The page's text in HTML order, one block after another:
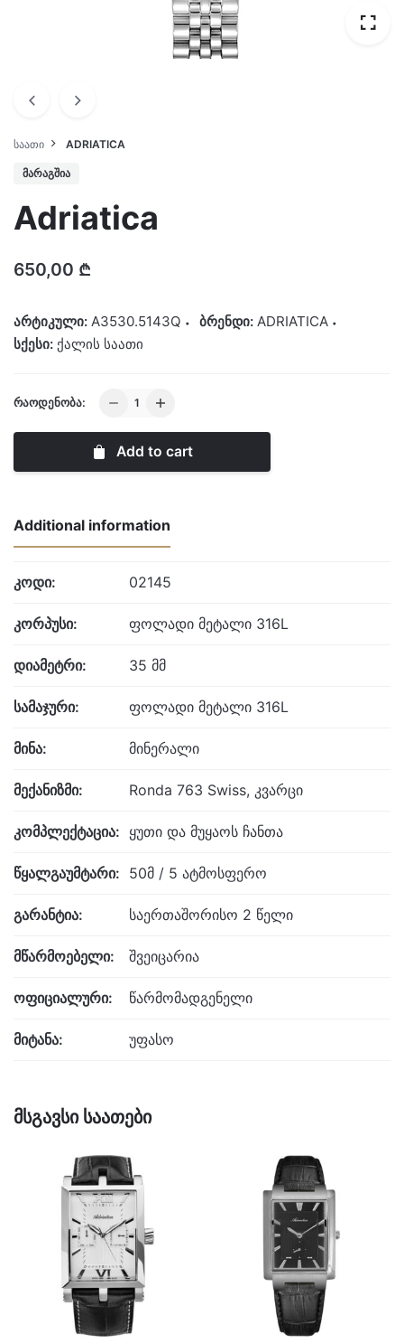
ᲡᲐᲐᲗᲘ ADRIATICA
ᲛᲐᲠᲐᲒᲨᲘᲐ
Adriatica
650,00 ₾
არტიკული: A3530.5143Q ბრენდი: ADRIATICA
სქესი: ქალის საათი
ᲠᲐᲝᲓᲔᲜᲝᲑᲐ:
Adriatica
Add to cart
Additional information
კოდი: 02145
კორპუსი: ფოლადი მეტალი 316L
დიამეტრი: 35 მმ
სამაჯური: ფოლადი მეტალი 316L
მინა: მინერალი
მექანიზმი: Ronda 763 Swiss, კვარცი
კომპლექტაცია: ყუთი და მუყაოს ჩანთა
წყალგაუმტარი: 50მ / 5 ატმოსფერო
გარანტია: საერთაშორისო 2 წელი
მწარმოებელი: შვეიცარია
ოფიციალური: წარმომადგენელი
მიტანა: უფასო
მსგავსი საათები